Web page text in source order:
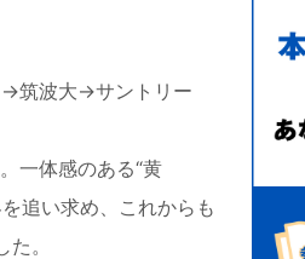
→筑波大→サントリー
一体感のある“黄
追い求め、これからも
。